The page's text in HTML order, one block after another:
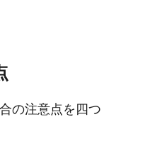
の​注意点を​四つ​